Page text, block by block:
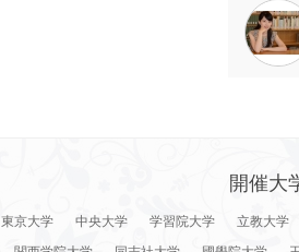
開催大
東京大学 中央大学 学習院大学 立教大学